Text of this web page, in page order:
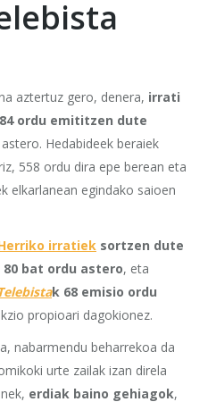
aztertuz gero, denera, irrati
ordu emititzen dute
Hedabideek beraiek
558 ordu dira epe berean eta
elkarlanean egindako saioen
irratiek sortzen dute
bat ordu astero, eta
k 68 emisio ordu
propioari dagokionez.
nabarmendu beharrekoa da
urte zailak izan direla
erdiak baino gehiagok,